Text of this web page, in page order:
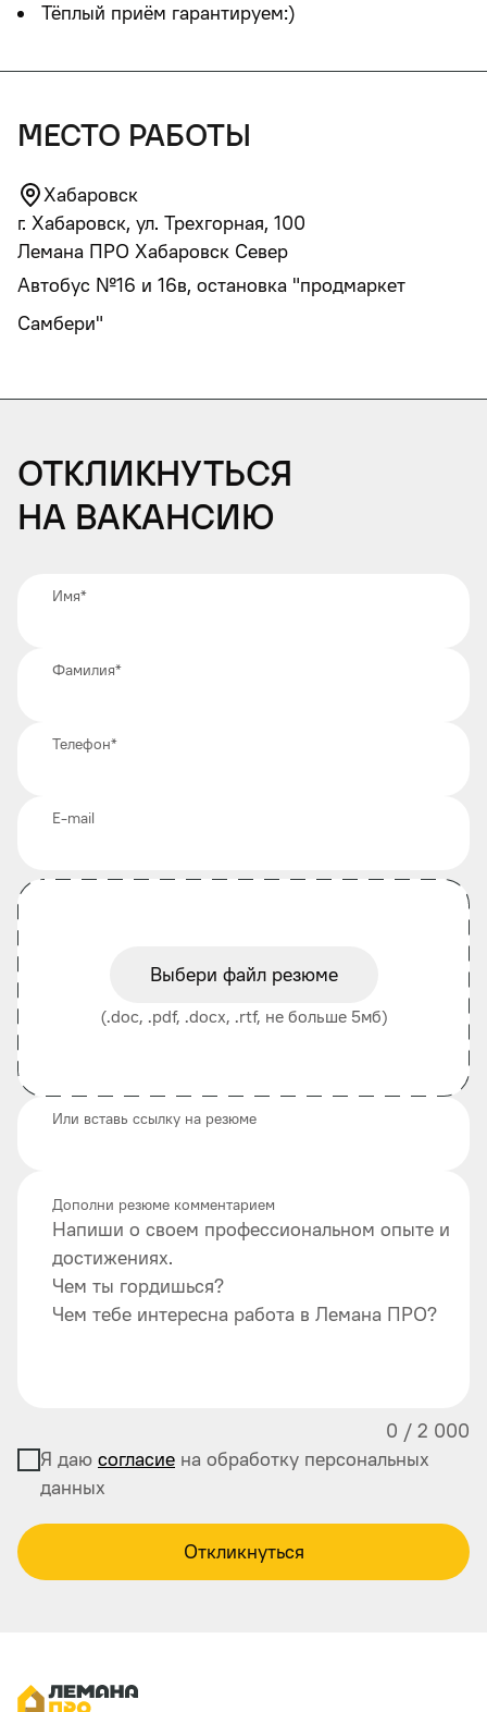
Тёплый приём гарантируем:)
место работы
Хабаровск
г. Хабаровск, ул. Трехгорная, 100
Лемана ПРО Хабаровск Север
Автобус №16 и 16в, остановка "продмаркет
Самбери"
Откликнуться
на вакансию
Имя*
Фамилия*
Телефон*
E-mail
Выбери файл резюме
(.doc, .pdf, .docx, .rtf, не больше 5мб)
Или вставь ссылку на резюме
Напиши о своем профессиональном опыте и
достижениях.
Чем ты гордишься?
Чем тебе интересна работа в Лемана ПРО?
Дополни резюме комментарием
0 / 2 000
Я даю согласие на обработку персональных
данных
Откликнуться